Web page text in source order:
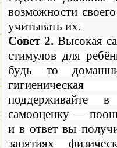
возможности
учитывать их.
Совет 2.Высокая
стимулов для
будь то
поддерживайте
самооценку —
и в ответ вы
занятиях